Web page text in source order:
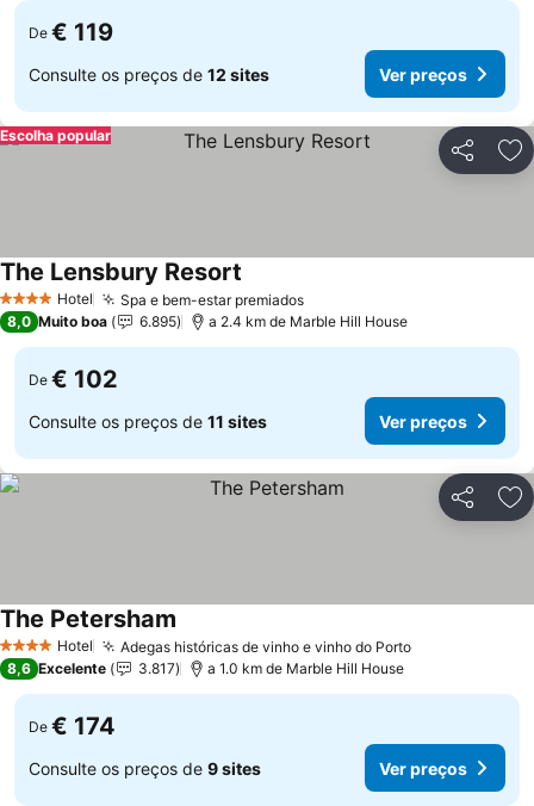
De € 119
Consulte os preços de 12 sites Ver preços
Partilhar
Escolha popular
4 EstrelasHotel Spa e bem-estar premiadosVer preços
The Lensbury Resort
8,0 Muito boa 6.895 a 2.4 km de Marble Hill House
De € 102
Consulte os preços de 11 sites Ver preços
Partilhar
4 EstrelasHotel Adegas históricas de vinho e vinho do PortoVer preços
The Petersham
8,6 Excelente 3.817 a 1.0 km de Marble Hill House
De € 174
Consulte os preços de 9 sites Ver preços